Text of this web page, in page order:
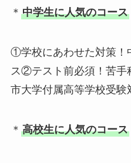
＊ 中学生に人気のコース
①学校にあわせた対策！
ス②テスト前必須！苦
市大学付属高等学校受験
＊ 高校生に人気のコース